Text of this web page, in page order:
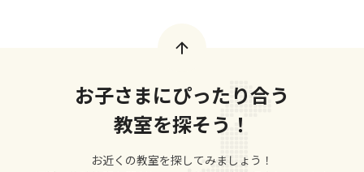
お子さまにぴったり合う
教室を探そう！
お近くの教室を探してみましょう！